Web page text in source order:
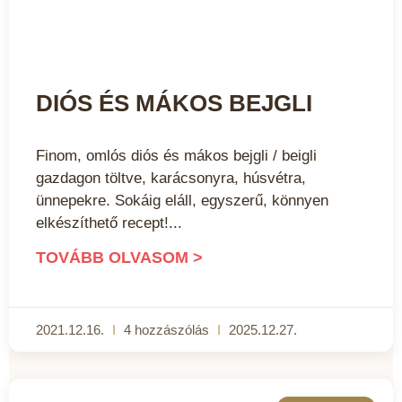
DIÓS ÉS MÁKOS BEJGLI
Finom, omlós diós és mákos bejgli / beigli
gazdagon töltve, karácsonyra, húsvétra,
ünnepekre. Sokáig eláll, egyszerű, könnyen
elkészíthető recept!
TOVÁBB OLVASOM >
2021.12.16. 4 hozzászólás 2025.12.27.